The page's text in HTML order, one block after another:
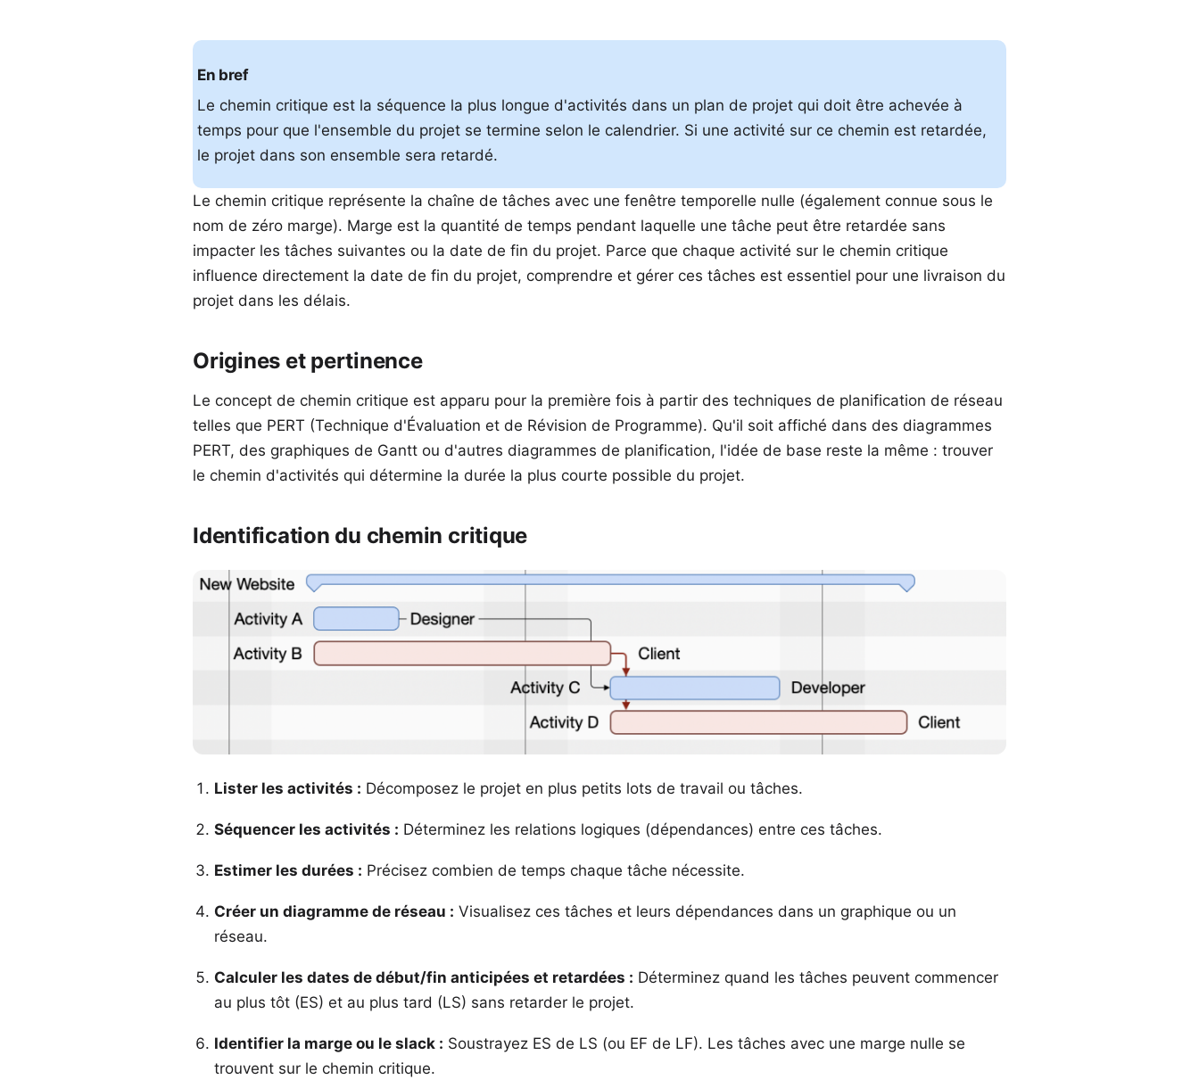
En bref
Le chemin critique est la séquence la plus longue d'activités dans un plan de projet qui doit être achevée à
temps pour que l'ensemble du projet se termine selon le calendrier. Si une activité sur ce chemin est retardée,
le projet dans son ensemble sera retardé.
Le chemin critique représente la chaîne de tâches avec une fenêtre temporelle nulle (également connue sous le
nom de zéro marge). Marge est la quantité de temps pendant laquelle une tâche peut être retardée sans
impacter les tâches suivantes ou la date de fin du projet. Parce que chaque activité sur le chemin critique
influence directement la date de fin du projet, comprendre et gérer ces tâches est essentiel pour une livraison du
projet dans les délais.
Origines et pertinence
Le concept de chemin critique est apparu pour la première fois à partir des techniques de planification de réseau
telles que PERT (Technique d'Évaluation et de Révision de Programme). Qu'il soit affiché dans des diagrammes
PERT, des graphiques de Gantt ou d'autres diagrammes de planification, l'idée de base reste la même : trouver
le chemin d'activités qui détermine la durée la plus courte possible du projet.
Identification du chemin critique
Lister les activités : Décomposez le projet en plus petits lots de travail ou tâches.
Séquencer les activités : Déterminez les relations logiques (dépendances) entre ces tâches.
Estimer les durées : Précisez combien de temps chaque tâche nécessite.
Créer un diagramme de réseau : Visualisez ces tâches et leurs dépendances dans un graphique ou un
réseau.
Calculer les dates de début/fin anticipées et retardées : Déterminez quand les tâches peuvent commencer
au plus tôt (ES) et au plus tard (LS) sans retarder le projet.
Identifier la marge ou le slack : Soustrayez ES de LS (ou EF de LF). Les tâches avec une marge nulle se
trouvent sur le chemin critique.